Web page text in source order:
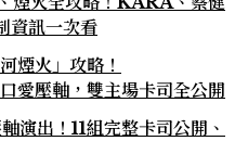
資訊一次看
煙火」攻略！
壓軸，雙主場卡司全公開
出！11組完整卡司公開、